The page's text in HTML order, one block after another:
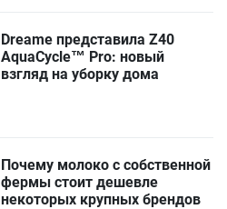
Dreame представила Z40
AquaCycle™ Pro: новый
взгляд на уборку дома
Почему молоко с собственной
фермы стоит дешевле
некоторых крупных брендов